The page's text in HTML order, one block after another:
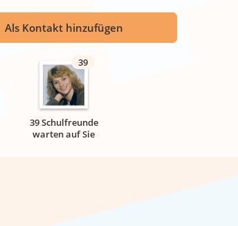
Als Kontakt hinzufügen
39
39 Schulfreunde
warten auf Sie